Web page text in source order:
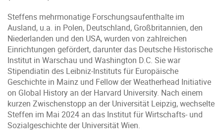
Steffens mehrmonatige Forschungsaufenthalte im
Ausland, u.a. in Polen, Deutschland, Großbritannien, den
Niederlanden und den USA, wurden von zahlreichen
Einrichtungen gefördert, darunter das Deutsche Historische
Institut in Warschau und Washington D.C. Sie war
Stipendiatin des Leibniz-Instituts für Europäische
Geschichte in Mainz und Fellow der Weatherhead Initiative
on Global History an der Harvard University. Nach einem
kurzen Zwischenstopp an der Universität Leipzig, wechselte
Steffen im Mai 2024 an das Institut für Wirtschafts- und
Sozialgeschichte der Universität Wien.